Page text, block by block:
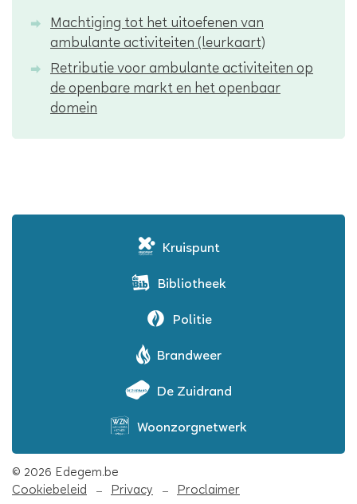
Machtiging tot het uitoefenen van
ambulante activiteiten (leurkaart)
Retributie voor ambulante activiteiten op
de openbare markt en het openbaar
domein
Kruispunt
Bibliotheek
Politie
Brandweer
De Zuidrand
Woonzorgnetwerk
© 2026 Edegem.be
Cookiebeleid
Privacy
Proclaimer